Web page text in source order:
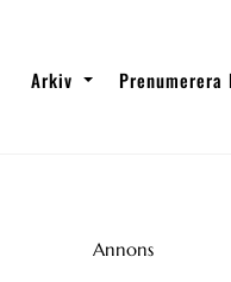
Arkiv Prenumerera
Annons